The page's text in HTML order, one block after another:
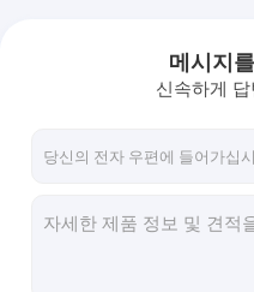
아연 도금 체인 링크 울타
메시지
신속하게